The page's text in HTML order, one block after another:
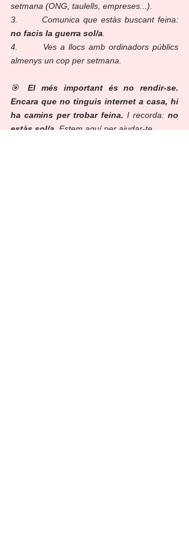
setmana (ONG, taulells, empreses...).
no facis la guerra sol/a
4.       Ves a llocs amb ordinadors públics
almenys un cop per setmana.
🎯 El més important és no rendir-se.
Encara que no tinguis internet a casa, hi
ha camins per trobar feina. I recorda: no
estàs sol/a . Estem aquí per ajudar-te.